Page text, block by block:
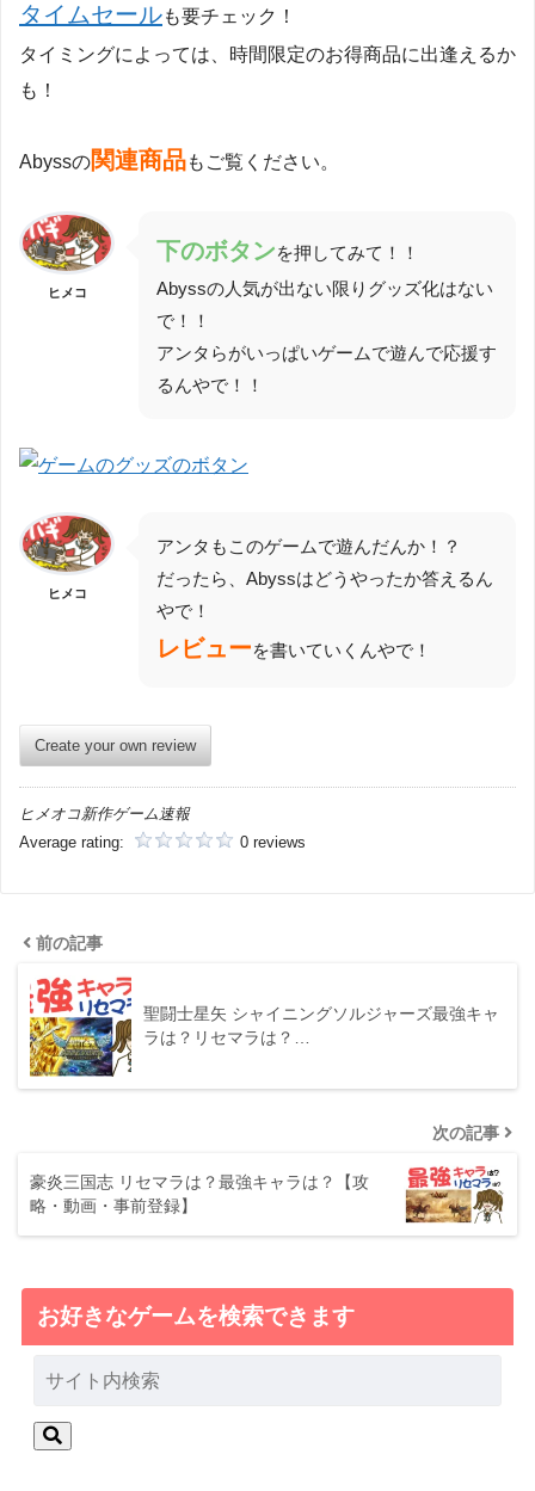
タイムセールも要チェック！
タイミングによっては、時間限定のお得商品に出逢えるか
も！
Abyssの関連商品もご覧ください。
ヒメコ
下のボタンを押してみて！！
Abyssの人気が出ない限りグッズ化はない
で！！
アンタらがいっぱいゲームで遊んで応援す
るんやで！！
ヒメコ
アンタもこのゲームで遊んだんか！？
だったら、Abyssはどうやったか答えるん
やで！
レビューを書いていくんやで！
Create your own review
ヒメオコ新作ゲーム速報
Average rating:
0 reviews
前の記事
聖闘士星矢 シャイニングソルジャーズ最強キャ
ラは？リセマラは？…
次の記事
豪炎三国志 リセマラは？最強キャラは？【攻
略・動画・事前登録】
お好きなゲームを検索できます